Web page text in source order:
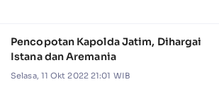
Pencopotan Kapolda Jatim, Dihargai
Istana dan Aremania
Selasa, 11 Okt 2022 21:01 WIB